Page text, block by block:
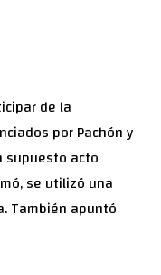
de la
por Pachón y
supuesto acto
se utilizó una
También apuntó